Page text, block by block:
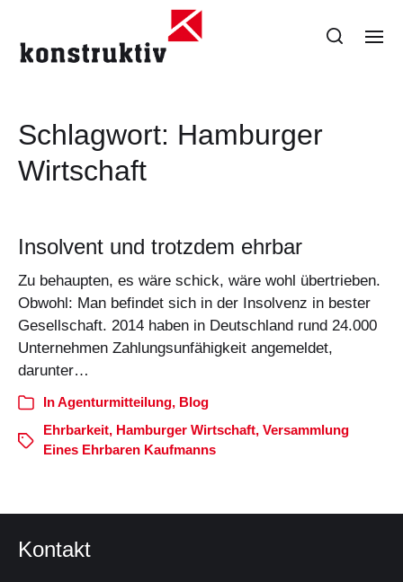
Schlagwort: Hamburger
Wirtschaft
Insolvent und trotzdem ehrbar
Zu behaupten, es wäre schick, wäre wohl übertrieben.
Obwohl: Man befindet sich in der Insolvenz in bester
Gesellschaft. 2014 haben in Deutschland rund 24.000
Unternehmen Zahlungsunfähigkeit angemeldet,
darunter…
InAgenturmitteilung, Blog
Ehrbarkeit, Hamburger Wirtschaft, Versammlung
Eines Ehrbaren Kaufmanns
Kontakt